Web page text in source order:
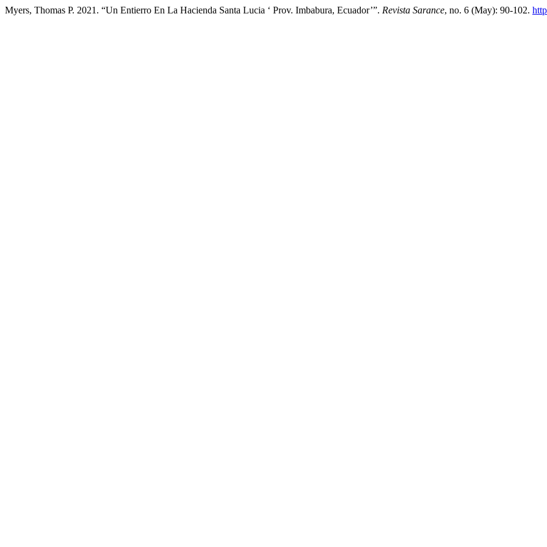
Myers, Thomas P. 2021. “Un Entierro En La Hacienda Santa Lucia ‘ Prov. Imbabura, Ecuador’”. Revista Sarance, no. 6 (May): 90-102.